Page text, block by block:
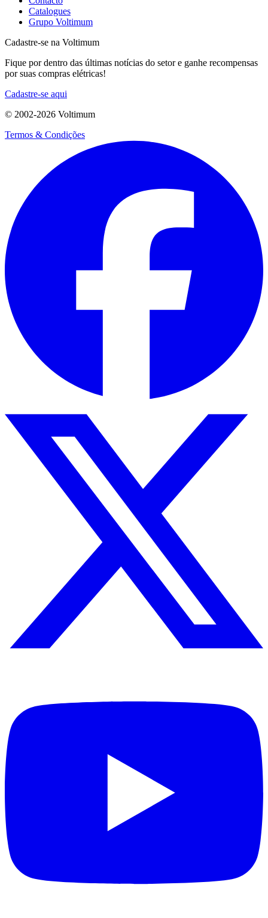
Catalogues
Grupo Voltimum
Cadastre-se na Voltimum
Fique por dentro das últimas notícias do setor e ganhe recompensas
por suas compras elétricas!
Cadastre-se aqui
© 2002-2026 Voltimum
Termos & Condições